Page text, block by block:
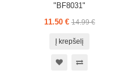
"BF8031"
11.50 € 14.99 €
Į krepšelį